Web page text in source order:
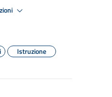
Istruzione